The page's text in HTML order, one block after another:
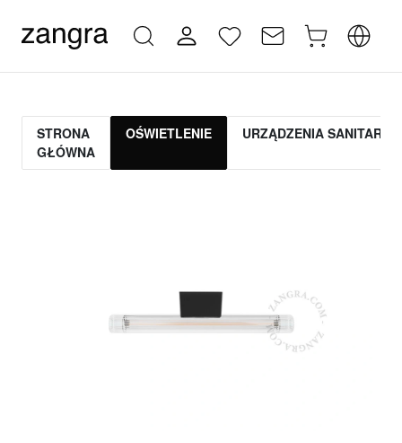
STRONA
GŁÓWNA
OŚWIETLENIE URZĄDZENIA SANITARNE